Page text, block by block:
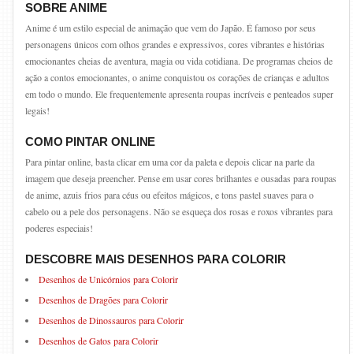
SOBRE ANIME
Anime é um estilo especial de animação que vem do Japão. É famoso por seus
personagens únicos com olhos grandes e expressivos, cores vibrantes e histórias
emocionantes cheias de aventura, magia ou vida cotidiana. De programas cheios de
ação a contos emocionantes, o anime conquistou os corações de crianças e adultos
em todo o mundo. Ele frequentemente apresenta roupas incríveis e penteados super
legais!
COMO PINTAR ONLINE
Para pintar online, basta clicar em uma cor da paleta e depois clicar na parte da
imagem que deseja preencher. Pense em usar cores brilhantes e ousadas para roupas
de anime, azuis frios para céus ou efeitos mágicos, e tons pastel suaves para o
cabelo ou a pele dos personagens. Não se esqueça dos rosas e roxos vibrantes para
poderes especiais!
DESCOBRE MAIS DESENHOS PARA COLORIR
Desenhos de Unicórnios para Colorir
Desenhos de Dragões para Colorir
Desenhos de Dinossauros para Colorir
Desenhos de Gatos para Colorir